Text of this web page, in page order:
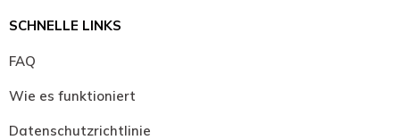
SCHNELLE LINKS
FAQ
Wie es funktioniert
Datenschutzrichtlinie